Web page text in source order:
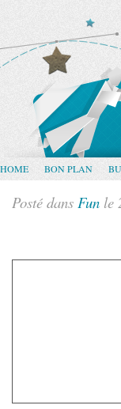
HOME BON PLAN
Posté dans Fun le